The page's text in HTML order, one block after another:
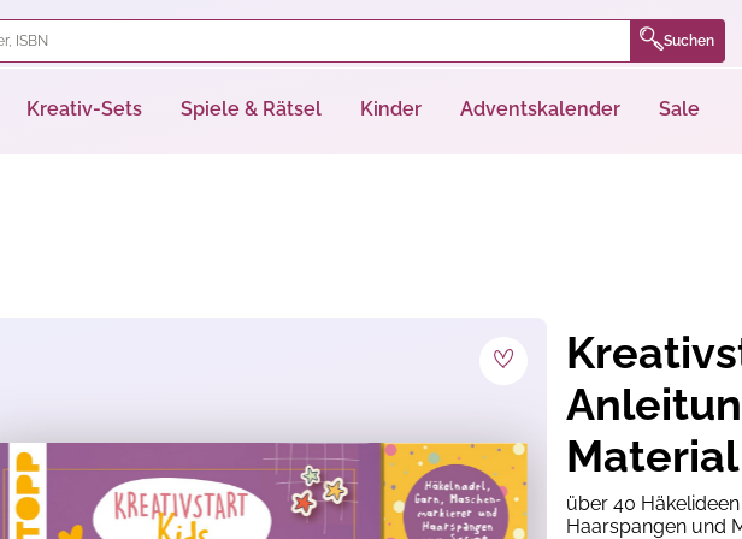
Suchen
Kreativ-Sets Spiele & Rätsel Kinder Adventskalender Sale
Material
über 40
Haarspangen und